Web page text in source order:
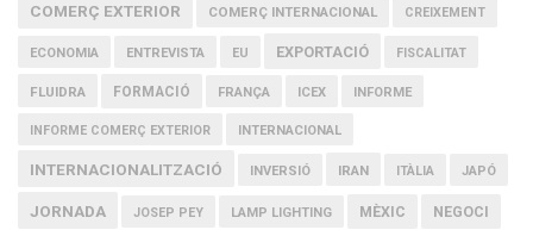
COMERÇ EXTERIOR COMERÇ INTERNACIONAL CREIXEMENT
ECONOMIA ENTREVISTA EU EXPORTACIÓ FISCALITAT
FLUIDRA FORMACIÓ FRANÇA ICEX INFORME
INFORME COMERÇ EXTERIOR INTERNACIONAL
INTERNACIONALITZACIÓ INVERSIÓ IRAN ITÀLIA JAPÓ
JORNADA JOSEP PEY LAMP LIGHTING MÈXIC NEGOCI